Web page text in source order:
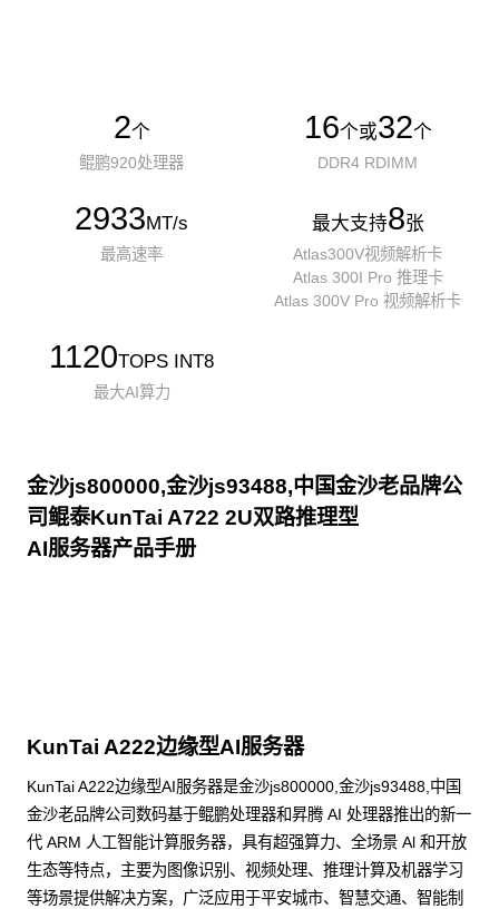
2个
鲲鹏920处理器
16个或32个
DDR4 RDIMM
2933MT/s
最高速率
最大支持8张
Atlas300V视频解析卡
Atlas 300I Pro 推理卡
Atlas 300V Pro 视频解析卡
1120TOPS INT8
最大AI算力
金沙js800000,金沙js93488,中国金沙老品牌公
司鲲泰KunTai A722 2U双路推理型
AI服务器产品手册
KunTai A222边缘型AI服务器
KunTai A222边缘型AI服务器是金沙js800000,金沙js93488,中国
金沙老品牌公司数码基于鲲鹏处理器和昇腾 AI 处理器推出的新一
代 ARM 人工智能计算服务器，具有超强算力、全场景 Al 和开放
生态等特点，主要为图像识别、视频处理、推理计算及机器学习
等场景提供解决方案，广泛应用于平安城市、智慧交通、智能制